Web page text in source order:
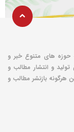
حوزه های متنوع خبر و
و انتشار مطالب و
هرگونه بازنشر مطالب و